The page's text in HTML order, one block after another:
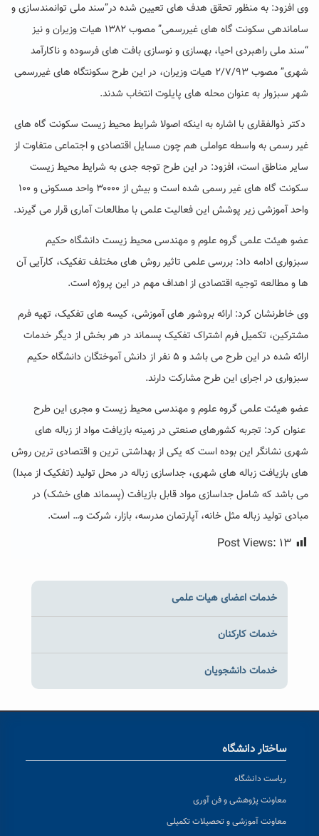
وی افزود: به منظور تحقق هدف های تعیین شده در”سند ملی توانمندسازی و
ساماندهی سکونت گاه های غیررسمی” مصوب ۱۳۸۲ هیات وزیران و نیز
“سند ملی راهبردی احیا، بهسازی و نوسازی بافت های فرسوده و ناکارآمد
شهری” مصوب ۲/۷/۹۳ هیات وزیران، در این طرح سکونتگاه های غیررسمی
شهر سبزوار به عنوان محله های پایلوت انتخاب شدند.
دکتر ذوالفقاری با اشاره به اینکه اصولا شرایط محیط زیست سکونت گاه های
غیر رسمی به واسطه عواملی هم چون مسایل اقتصادی و اجتماعی متفاوت از
سایر مناطق است، افزود: در این طرح توجه جدی به شرایط محیط زیست
سکونت گاه های غیر رسمی شده است و بیش از ۳۰۰۰۰ واحد مسکونی و ۱۰۰
واحد آموزشی زیر پوشش این فعالیت علمی با مطالعات آماری قرار می گیرند.
عضو هیئت علمی گروه علوم و مهندسی محیط زیست دانشگاه حکیم
سبزواری ادامه داد: بررسی علمی تاثیر روش های مختلف تفکیک، کارآیی آن
ها و مطالعه توجیه اقتصادی از اهداف مهم در این پروژه است.
وی خاطرنشان کرد: ارائه بروشور های آموزشی، کیسه های تفکیک، تهیه فرم
مشترکین، تکمیل فرم اشتراک تفکیک پسماند در هر بخش از دیگر خدمات
ارائه شده در این طرح می باشد و ۵ نفر از دانش آموختگان دانشگاه حکیم
سبزواری در اجرای این طرح مشارکت دارند.
عضو هیئت علمی گروه علوم و مهندسی محیط زیست و مجری این طرح
عنوان کرد: تجربه کشورهای صنعتی در زمینه بازیافت مواد از زباله های
شهری نشانگر این بوده است که یکی از بهداشتی ترین و اقتصادی ترین روش
های بازیافت زباله های شهری، جداسازی زباله در محل تولید (تفکیک از مبدا)
می باشد که شامل جداسازی مواد قابل بازیافت (پسماند های خشک) در
مبادی تولید زباله مثل خانه، آپارتمان مدرسه، بازار، شرکت و… است.
Post Views: ۱۳
خدمات اعضای هیات علمی
خدمات کارکنان
خدمات دانشجویان
ساختار دانشگاه
ریاست دانشگاه
معاونت پژوهشی و فن آوری
معاونت آموزشی و تحصیلات تکمیلی